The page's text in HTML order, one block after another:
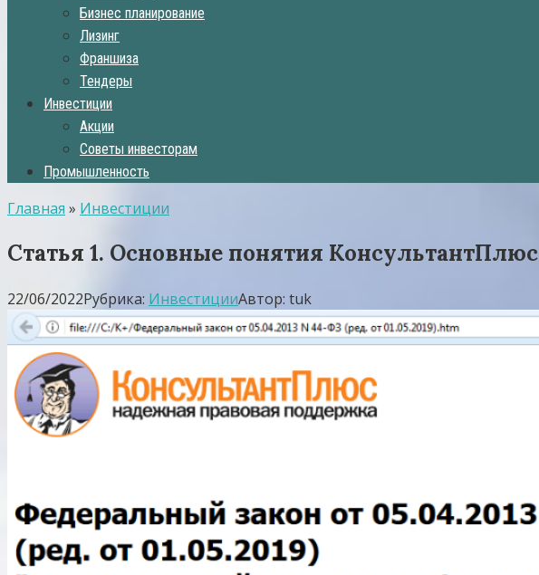
Бизнес планирование
Лизинг
Франшиза
Тендеры
Инвестиции
Акции
Советы инвесторам
Промышленность
Главная » Инвестиции
Статья 1. Основные понятия КонсультантПлюс
22/06/2022Рубрика: ИнвестицииАвтор: tuk